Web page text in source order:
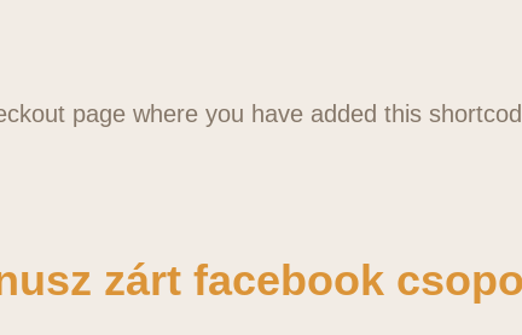
page where you have added this
zárt facebook